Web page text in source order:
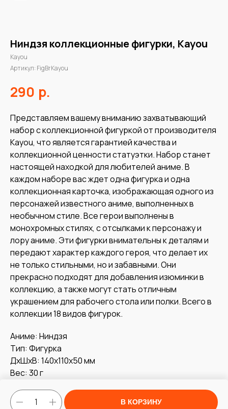
Ниндзя коллекционные фигурки, Kayou
Kayou
Артикул: FigBrKayou
290 р.
В КОРЗИНУ
Представляем вашему вниманию захватывающий
набор с коллекционной фигуркой от производителя
Kayou, что является гарантией качества и
коллекционной ценности статуэтки. Набор станет
настоящей находкой для любителей аниме. В
каждом наборе вас ждет одна фигурка и одна
коллекционная карточка, изображающая одного из
персонажей известного аниме, выполненных в
необычном стиле. Все герои выполнены в
монохромных стилях, с отсылками к персонажу и
лору аниме. Эти фигурки внимательны к деталям и
передают характер каждого героя, что делает их
не только стильными, но и забавными. Они
прекрасно подходят для добавления изюминки в
коллекцию, а также могут стать отличным
украшением для рабочего стола или полки. Всего в
коллекции 18 видов фигурок.
Аниме: Ниндзя
Тип: Фигурка
ДxШxВ: 140x110x50 мм
Вес: 30 г